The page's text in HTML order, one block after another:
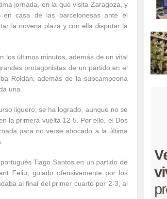
jornada, en la que visita Zaragoza, y
en casa de las barcelonesas ante el
la novena plaza y con ella disputar la
los últimos minutos, además de un vital
protagonistas de un partido en el
Roldán; además de la subcampeona
una.
liguero, se ha logrado, aunque no se
la primera vuelta 12-5. Por ello, el Dos
para no verse abocado a la última
Tiago Santos en un partido de
Feliu, guiado ofensivamente por los
al final del primer cuarto por 2-3, al